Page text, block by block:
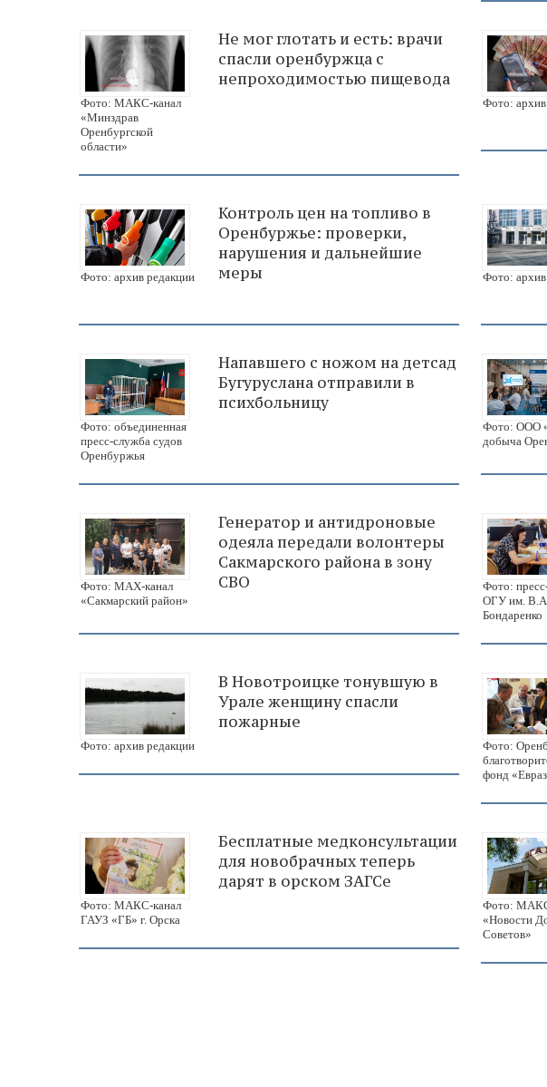
Фото: МАКС-канал
«Минздрав
Оренбургской
области»
Не мог глотать и есть: врачи
спасли оренбуржца с
непроходимостью пищевода
Фото:
Фото: архив редакции
Контроль цен на топливо в
Оренбуржье: проверки,
нарушения и дальнейшие
меры
Фото:
Фото: объединенная
пресс-служба судов
Оренбуржья
Напавшего с ножом на детсад
Бугуруслана отправили в
психбольницу
Фото: ООО
добыча
Фото: МАХ-канал
«Сакмарский район»
Генератор и антидроновые
одеяла передали волонтеры
Сакмарского района в зону
СВО
Фото:
ОГУ им.
Бондаренко
Фото: архив редакции
В Новотроицке тонувшую в
Урале женщину спасли
пожарные
Фото:
фонд
Фото: МАКС-канал
ГАУЗ «ГБ» г. Орска
Бесплатные медконсультации
для новобрачных теперь
дарят в орском ЗАГСе
Фото:
«Новости
Советов»